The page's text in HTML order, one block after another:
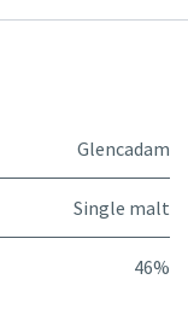
Glencadam
Single malt
46%